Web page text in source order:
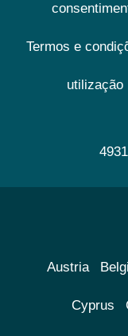
Termos e
utilização
Austria
Cyprus